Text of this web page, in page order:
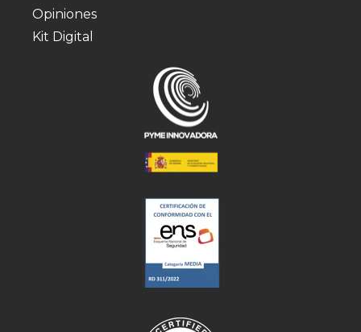
Opiniones
Kit Digital